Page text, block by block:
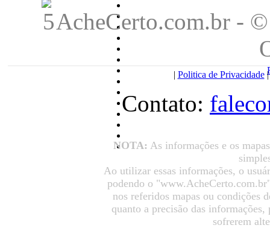
AcheCerto.com.br -
| Politica de Privacidade
Contato:
NOTA: As informações e os
Ao utilizar essas informações, o
podendo o
nos referidos mapas ou condições
quanto a precisão das informações,
sofrerem